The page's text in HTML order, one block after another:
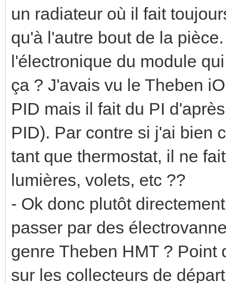
un radiateur où il fait
qu'à l'autre bout de la
l'électronique du module
ça ? J'avais vu le Theben
PID mais il fait du PI
PID). Par contre si j'ai bien
tant que thermostat, il ne
lumières, volets, etc ??
- Ok donc plutôt
passer par des
genre Theben HMT ? Point
sur les collecteurs de